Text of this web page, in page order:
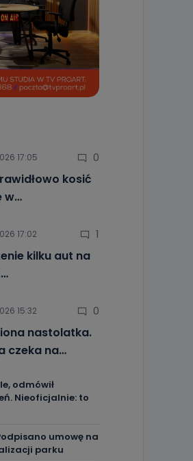
17:05 0
kosić
w…
17:02 1
kilku aut na
15:32 0
nastolatka.
czeka na…
odmówił
Nieoficjalnie: to
umowę na
parku